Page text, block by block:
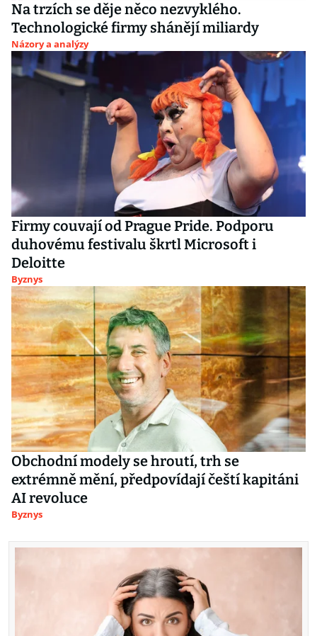
Na trzích se děje něco nezvyklého.
Technologické firmy shánějí miliardy
Názory a analýzy
Firmy couvají od Prague Pride. Podporu
duhovému festivalu škrtl Microsoft i
Deloitte
Byznys
Obchodní modely se hroutí, trh se
extrémně mění, předpovídají čeští kapitáni
AI revoluce
Byznys